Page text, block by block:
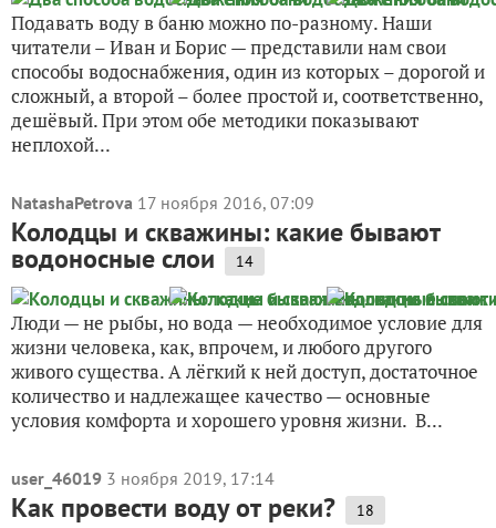
Подавать воду в баню можно по-разному. Наши
читатели – Иван и Борис — представили нам свои
способы водоснабжения, один из которых – дорогой и
сложный, а второй – более простой и, соответственно,
дешёвый. При этом обе методики показывают
неплохой...
NatashaPetrova 17 ноября 2016, 07:09
Колодцы и скважины: какие бывают
водоносные слои 14
Люди — не рыбы, но вода — необходимое условие для
жизни человека, как, впрочем, и любого другого
живого существа. А лёгкий к ней доступ, достаточное
количество и надлежащее качество — основные
условия комфорта и хорошего уровня жизни. В...
user_46019 3 ноября 2019, 17:14
Как провести воду от реки? 18